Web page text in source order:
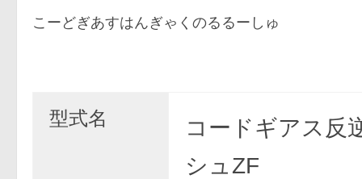
こーどぎあすはんぎゃくのるるーしゅ
型式名
コードギアス反
シュZF